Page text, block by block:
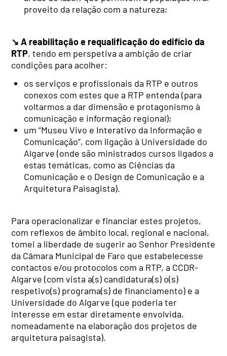
proveito da relação com a natureza;
↘ A reabilitação e requalificação do edifício da
RTP, tendo em perspetiva a ambição de criar
condições para acolher:
os serviços e profissionais da RTP e outros
conexos com estes que a RTP entenda (para
voltarmos a dar dimensão e protagonismo à
comunicação e informação regional);
um “Museu Vivo e Interativo da Informação e
Comunicação”, com ligação à Universidade do
Algarve (onde são ministrados cursos ligados a
estas temáticas, como as Ciências da
Comunicação e o Design de Comunicação e a
Arquitetura Paisagista).
Para operacionalizar e financiar estes projetos,
com reflexos de âmbito local, regional e nacional,
tomei a liberdade de sugerir ao Senhor Presidente
da Câmara Municipal de Faro que estabelecesse
contactos e/ou protocolos com a RTP, a CCDR-
Algarve (com vista a(s) candidatura(s) o(s)
respetivo(s) programa(s) de financiamento) e a
Universidade do Algarve (que poderia ter
interesse em estar diretamente envolvida,
nomeadamente na elaboração dos projetos de
arquitetura paisagista).